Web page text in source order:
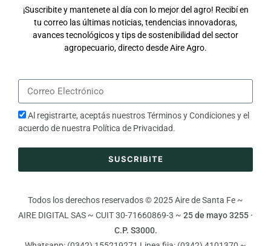
¡Suscribite y mantenete al día con lo mejor del agro! Recibí en
tu correo las últimas noticias, tendencias innovadoras,
avances tecnológicos y tips de sostenibilidad del sector
agropecuario, directo desde Aire Agro.
Al registrarte, aceptás nuestrosTérminos y Condicionesy el
acuerdo de nuestra Política de Privacidad.
SUSCRIBITE
Todos los derechos reservados © 2025 Aire de Santa Fe ~
AIRE DIGITAL SAS ~ CUIT 30-71660869-3 ~ 25 de mayo 3255 ·
C.P. S3000.